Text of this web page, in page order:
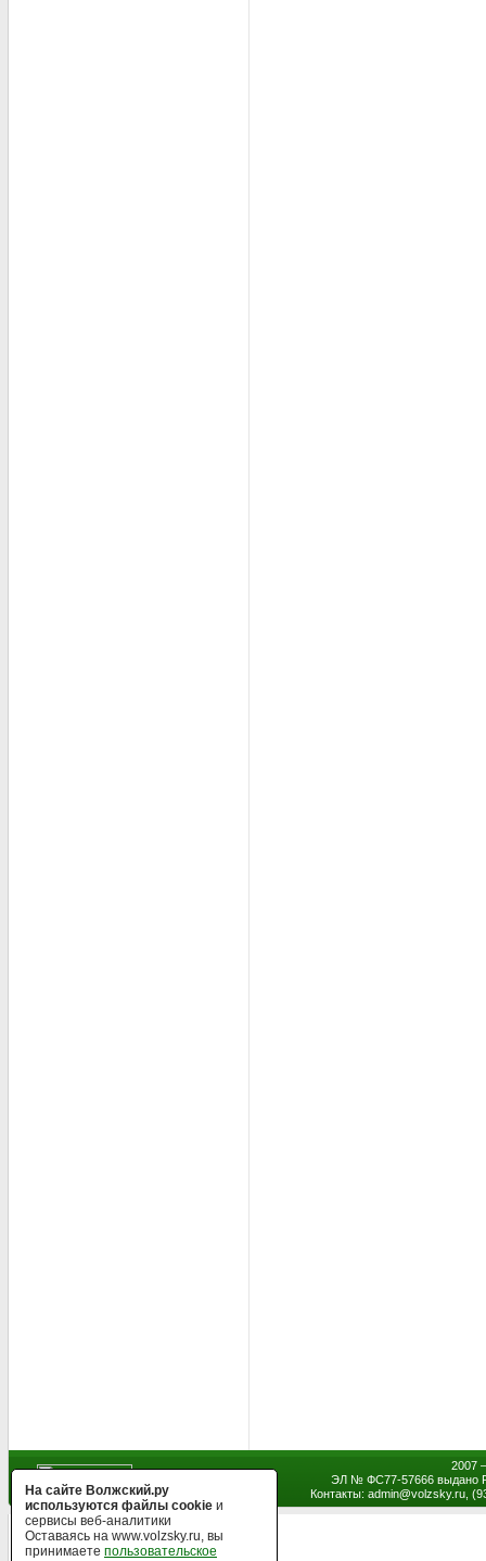
2007
ЭЛ № ФС77-57666 выдано
Контакты: admin@volzsky.ru,
На сайте Волжский.ру
используются файлы cookie и
сервисы веб-аналитики
Оставаясь на www.volzsky.ru, вы
принимаете пользовательское